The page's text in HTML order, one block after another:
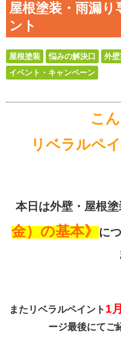
屋根塗装・雨漏
ント
屋根塗装 悩みの解決口 外
イベント・キャンペーン
こ
リベラルペ
本日は外壁・屋根
金）の基本》に
またリベラルペイント 1
ージ最後にてご